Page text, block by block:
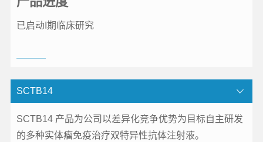
已启动I期临床研究
SCTB14
SCTB14 产品为公司以差异化竞争优势为目标自主研发
的多种实体瘤免疫治疗双特异性抗体注射液。